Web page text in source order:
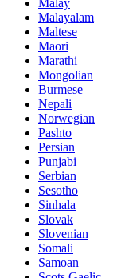
Malayalam
Maltese
Maori
Marathi
Mongolian
Burmese
Nepali
Norwegian
Pashto
Persian
Punjabi
Serbian
Sesotho
Sinhala
Slovak
Slovenian
Somali
Samoan